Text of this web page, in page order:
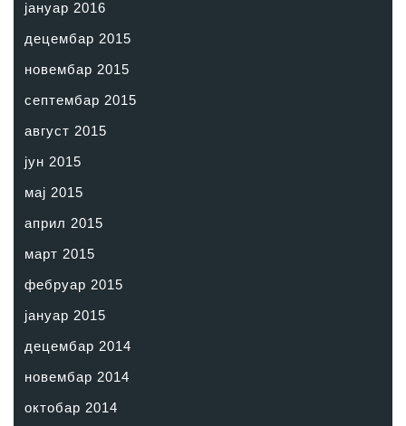
јануар 2016
децембар 2015
новембар 2015
септембар 2015
август 2015
јун 2015
мај 2015
април 2015
март 2015
фебруар 2015
јануар 2015
децембар 2014
новембар 2014
октобар 2014